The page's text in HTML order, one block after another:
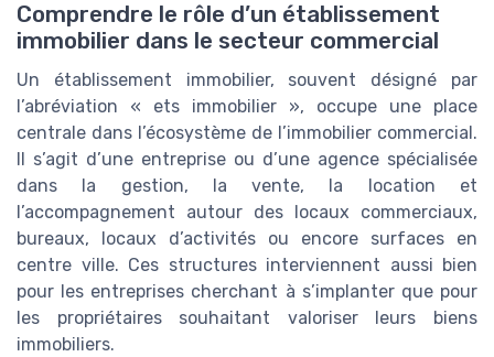
Comprendre le rôle d’un établissement
immobilier dans le secteur commercial
Un établissement immobilier, souvent désigné par
l’abréviation « ets immobilier », occupe une place
centrale dans l’écosystème de l’immobilier commercial.
Il s’agit d’une entreprise ou d’une agence spécialisée
dans la gestion, la vente, la location et
l’accompagnement autour des locaux commerciaux,
bureaux, locaux d’activités ou encore surfaces en
centre ville. Ces structures interviennent aussi bien
pour les entreprises cherchant à s’implanter que pour
les propriétaires souhaitant valoriser leurs biens
immobiliers.